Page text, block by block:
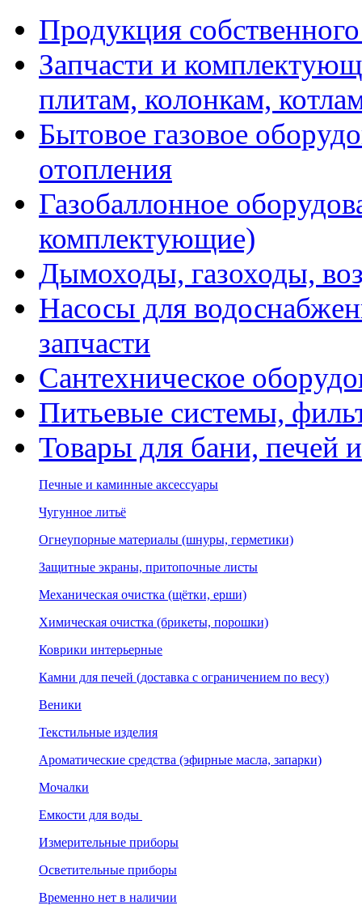
Продукция
Запчасти и
плитам, колонкам,
Бытовое газовое
отопления
Газобаллонное
комплектующие)
Дымоходы, газоходы,
Насосы для
запчасти
Сантехническое
Питьевые системы,
Товары для бани, печей
Печные и каминные аксессуары
Чугунное литьё
Огнеупорные материалы (шнуры, герметики)
Защитные экраны, притопочные листы
Механическая очистка (щётки, ерши)
Химическая очистка (брикеты, порошки)
Коврики интерьерные
Камни для печей (доставка с ограничением по весу)
Веники
Текстильные изделия
Ароматические средства (эфирные масла, запарки)
Мочалки
Емкости для воды
Измерительные приборы
Осветительные приборы
Временно нет в наличии